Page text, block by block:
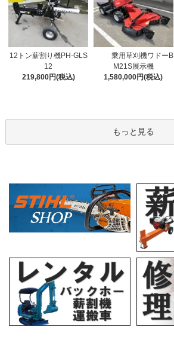
12トン薪割り機PH-GLS
12
219,800円(税込)
乗用草刈機ワドーB
M21S展示機
1,580,000円(税込)
もっと見る